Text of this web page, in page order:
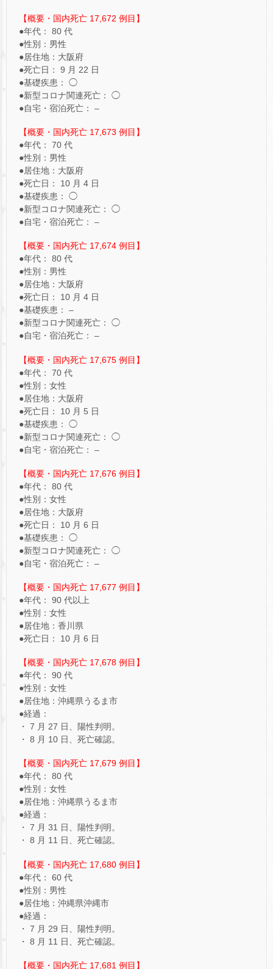
【概要・国内死亡 17,672 例目】
●年代： 80 代
●性別：男性
●居住地：大阪府
●死亡日： 9 月 22 日
●基礎疾患： ◯
●新型コロナ関連死亡： ◯
●自宅・宿泊死亡： –
【概要・国内死亡 17,673 例目】
●年代： 70 代
●性別：男性
●居住地：大阪府
●死亡日： 10 月 4 日
●基礎疾患： ◯
●新型コロナ関連死亡： ◯
●自宅・宿泊死亡： –
【概要・国内死亡 17,674 例目】
●年代： 80 代
●性別：男性
●居住地：大阪府
●死亡日： 10 月 4 日
●基礎疾患： –
●新型コロナ関連死亡： ◯
●自宅・宿泊死亡： –
【概要・国内死亡 17,675 例目】
●年代： 70 代
●性別：女性
●居住地：大阪府
●死亡日： 10 月 5 日
●基礎疾患： ◯
●新型コロナ関連死亡： ◯
●自宅・宿泊死亡： –
【概要・国内死亡 17,676 例目】
●年代： 80 代
●性別：女性
●居住地：大阪府
●死亡日： 10 月 6 日
●基礎疾患： ◯
●新型コロナ関連死亡： ◯
●自宅・宿泊死亡： –
【概要・国内死亡 17,677 例目】
●年代： 90 代以上
●性別：女性
●居住地：香川県
●死亡日： 10 月 6 日
【概要・国内死亡 17,678 例目】
●年代： 90 代
●性別：女性
●居住地：沖縄県うるま市
●経過：
・ 7 月 27 日、陽性判明。
・ 8 月 10 日、死亡確認。
【概要・国内死亡 17,679 例目】
●年代： 80 代
●性別：女性
●居住地：沖縄県うるま市
●経過：
・ 7 月 31 日、陽性判明。
・ 8 月 11 日、死亡確認。
【概要・国内死亡 17,680 例目】
●年代： 60 代
●性別：男性
●居住地：沖縄県沖縄市
●経過：
・ 7 月 29 日、陽性判明。
・ 8 月 11 日、死亡確認。
【概要・国内死亡 17,681 例目】